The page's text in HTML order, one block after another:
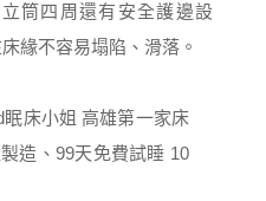
筒四周還有安全護邊設
緣不容易塌陷、滑落。